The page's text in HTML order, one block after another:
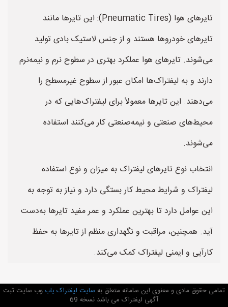
تایرهای هوا (Pneumatic Tires): این تایرها مانند
تایرهای خودروها هستند و از جنس لاستیک بادی تولید
می‌شوند. تایرهای هوا عملکرد بهتری در سطوح نرم و نیمه‌نرم
دارند و به لیفتراک‌ها امکان عبور از سطوح غیرمسطح را
می‌دهند. این تایرها معمولاً برای لیفتراک‌هایی که در
محیط‌های صنعتی و نیمه‌صنعتی کار می‌کنند استفاده
می‌شوند.
انتخاب نوع تایرهای لیفتراک به میزان و نوع استفاده
لیفتراک و شرایط محیط کار بستگی دارد و نیاز به توجه به
این عوامل دارد تا بهترین عملکرد و عمر مفید تایرها به‌دست
آید. همچنین، مراقبت و نگهداری منظم از تایرها به حفظ
کارآیی و ایمنی لیفتراک کمک می‌کند.
تمامی حقوق مادی و معنوی این سامانه متعلق به سایت لیفتراک یاب وب سایت ثبت
آگهی لیفتراک می باشد نسخه 69